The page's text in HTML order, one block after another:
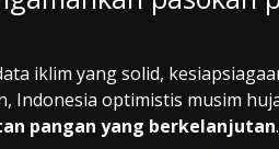
iklim yang solid,
Indonesia optimistis musim
pangan yang berkelanjutan.